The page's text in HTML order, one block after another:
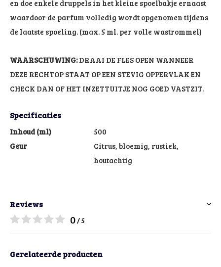
en doe enkele druppels in het kleine spoelbakje ernaast
waardoor de parfum volledig wordt opgenomen tijdens
de laatste spoeling. (max. 5 ml. per volle wastrommel)
WAARSCHUWING:DRAAI DE FLES OPEN WANNEER
DEZE RECHTOP STAAT OP EEN STEVIG OPPERVLAK EN
CHECK DAN OF HET INZETTUITJE NOG GOED VASTZIT.
Specificaties
Inhoud (ml)
500
Geur
Citrus, bloemig, rustiek,
houtachtig
Reviews
0 / 5
Gerelateerde producten